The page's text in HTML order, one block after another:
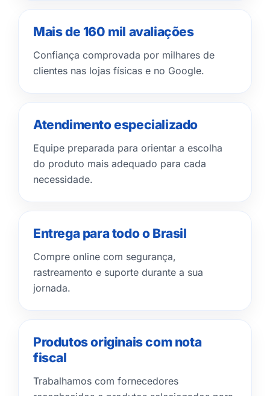
Mais de 160 mil avaliações
Confiança comprovada por milhares de
clientes nas lojas físicas e no Google.
Atendimento especializado
Equipe preparada para orientar a escolha
do produto mais adequado para cada
necessidade.
Entrega para todo o Brasil
Compre online com segurança,
rastreamento e suporte durante a sua
jornada.
Produtos originais com nota
fiscal
Trabalhamos com fornecedores